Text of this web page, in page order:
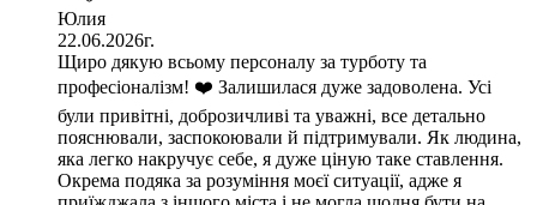
Юлия
22.06.2026г.
Щиро дякую всьому персоналу за турботу та
професіоналізм! ❤️ Залишилася дуже задоволена. Усі
були привітні, доброзичливі та уважні, все детально
пояснювали, заспокоювали й підтримували. Як людина,
яка легко накручує себе, я дуже ціную таке ставлення.
Окрема подяка за розуміння моєї ситуації, адже я